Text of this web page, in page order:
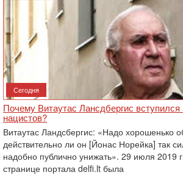
Сегодня
Почему Витаутас Лансдбергис вступился
нацистов?
Витаутас Ландсбергис: «Надо хорошенько
действительно ли он [Йонас Норейка] так
надобно публично унижать». 29 июля 2019
странице портала delfi.lt была